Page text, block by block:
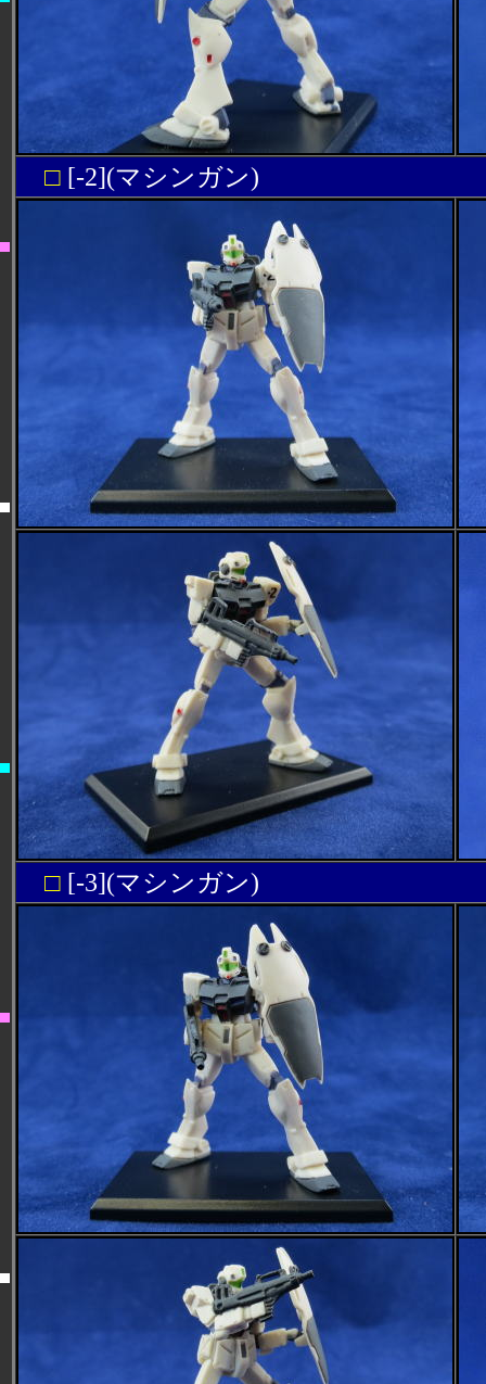
□ [-2](マシンガン)
□ [-3](マシンガン)